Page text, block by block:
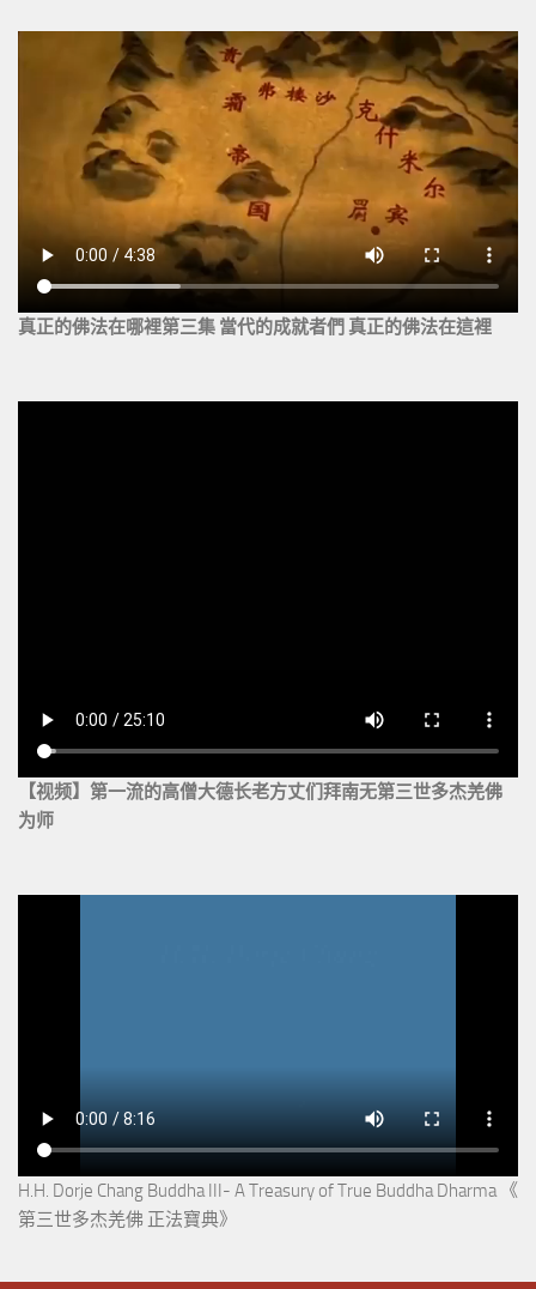
真正的佛法在哪裡第三集 當代的成就者們 真正的佛法在這裡
【视频】第一流的高僧大德长老方丈们拜南无第三世多杰羌佛
为师
H.H. Dorje Chang Buddha III- A Treasury of True Buddha Dharma 《
第三世多杰羌佛 正法寶典》